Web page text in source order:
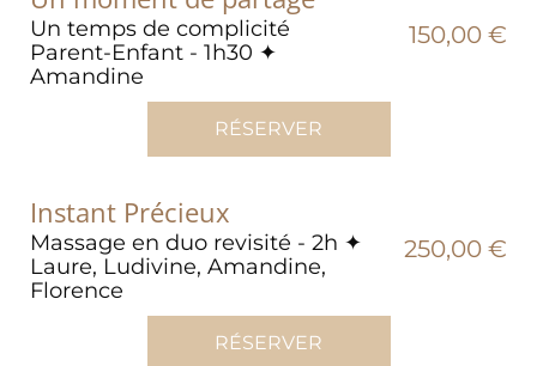
Un temps de complicité
Parent-Enfant - 1h30 ✦
Amandine
150,00 €
RÉSERVER
Instant Précieux
Massage en duo revisité - 2h ✦
Laure, Ludivine, Amandine,
Florence
250,00 €
RÉSERVER